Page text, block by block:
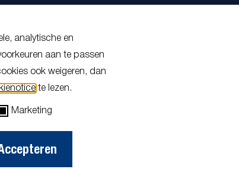
analytische en
aan te passen
ook weigeren, dan
te lezen.
Marketing